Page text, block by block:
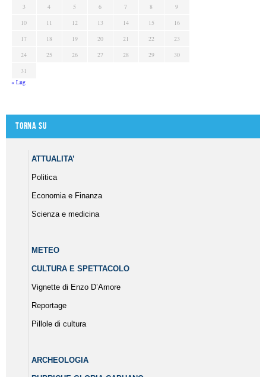
3
4 5 6 7 8
9
10
11 12 13 14 15
16
17
18 19 20 21 22
23
24
25 26 27 28 29
30
31
« Lug
Torna su
ATTUALITA’
Politica
Economia e Finanza
Scienza e medicina
METEO
CULTURA E SPETTACOLO
Vignette di Enzo D’Amore
Reportage
Pillole di cultura
ARCHEOLOGIA